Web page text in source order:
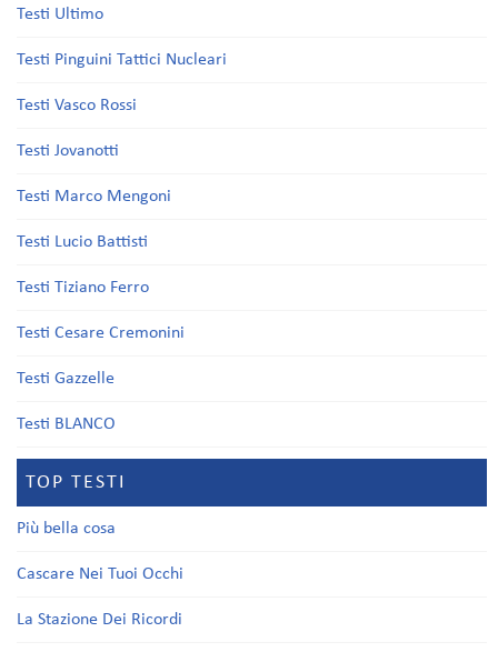
Testi Ultimo
Testi Pinguini Tattici Nucleari
Testi Vasco Rossi
Testi Jovanotti
Testi Marco Mengoni
Testi Lucio Battisti
Testi Tiziano Ferro
Testi Cesare Cremonini
Testi Gazzelle
Testi BLANCO
TOP TESTI
Più bella cosa
Cascare Nei Tuoi Occhi
La Stazione Dei Ricordi